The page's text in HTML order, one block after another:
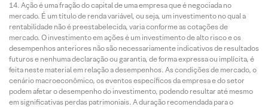
Ação é uma fração do capital de uma empresa que é negociada no
mercado. É um título de renda variável, ou seja, um investimento no qual a
rentabilidade não é preestabelecida, varia conforme as cotações de
mercado. O investimento em ações é um investimento de alto risco e os
desempenhos anteriores não são necessariamente indicativos de resultados
futuros e nenhuma declaração ou garantia, de forma expressa ou implícita, é
feita neste material em relação a desempenhos. As condições de mercado, o
cenário macroeconômico, os eventos específicos da empresa e do setor
podem afetar o desempenho do investimento, podendo resultar até mesmo
em significativas perdas patrimoniais. A duração recomendada para o